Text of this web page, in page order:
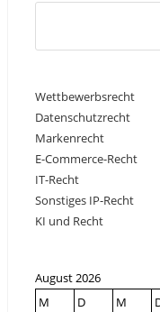
Wettbewerbsrecht
Datenschutzrecht
Markenrecht
E-Commerce-Recht
IT-Recht
Sonstiges IP-Recht
KI und Recht
August 2026
M
D M